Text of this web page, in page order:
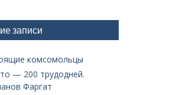
записи
комсомольцы
— 200 трудодней.
Фаргат